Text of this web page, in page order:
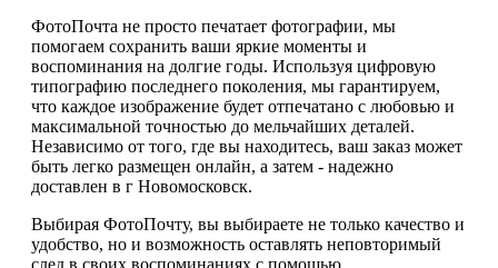
ФотоПочта не просто печатает фотографии, мы
помогаем сохранить ваши яркие моменты и
воспоминания на долгие годы. Используя цифровую
типографию последнего поколения, мы гарантируем,
что каждое изображение будет отпечатано с любовью и
максимальной точностью до мельчайших деталей.
Независимо от того, где вы находитесь, ваш заказ может
быть легко размещен онлайн, а затем - надежно
доставлен в г Новомосковск.
Выбирая ФотоПочту, вы выбираете не только качество и
удобство, но и возможность оставлять неповторимый